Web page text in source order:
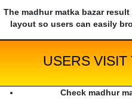
The madhur matka bazar
layout so users can easily
USERS VISIT
Check madhur